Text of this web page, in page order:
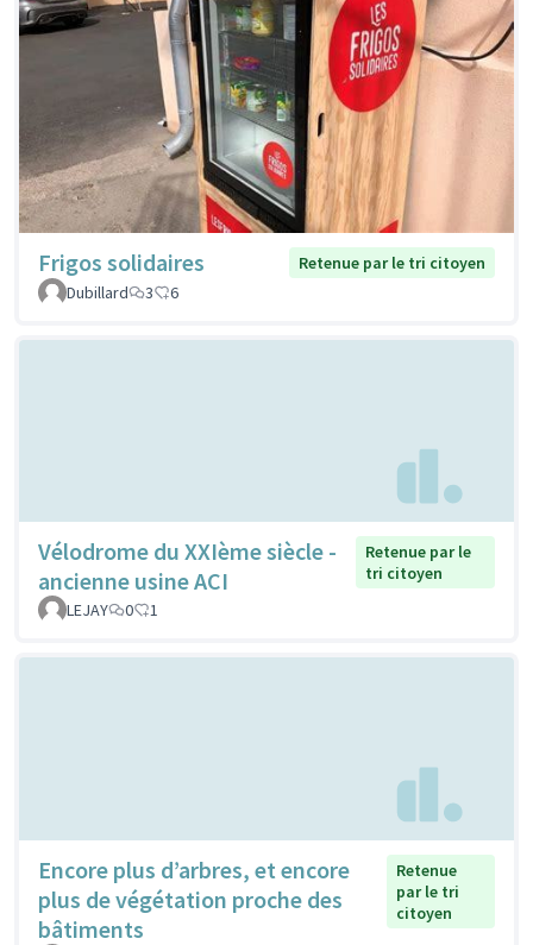
Frigos solidaires
Retenue par le tri citoyen
Dubillard
3 6
Vélodrome du XXIème siècle -
ancienne usine ACI
Retenue par le
tri citoyen
LEJAY
0 1
Encore plus d’arbres, et encore
plus de végétation proche des
bâtiments
Retenue
par le tri
citoyen